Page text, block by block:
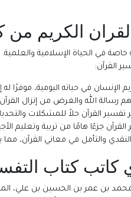
الكريم من
خاصة في الحياة الإسلامية
القرآن:
الإنسان في حياته اليومية، موفرًا له
الله والغرض من إنزال
تفسير القرآن حلاً للمشكلات
جزءًا هامًا من تربية وتعليم
والتأمل في معاني القرآن، مما
كاتب كتاب